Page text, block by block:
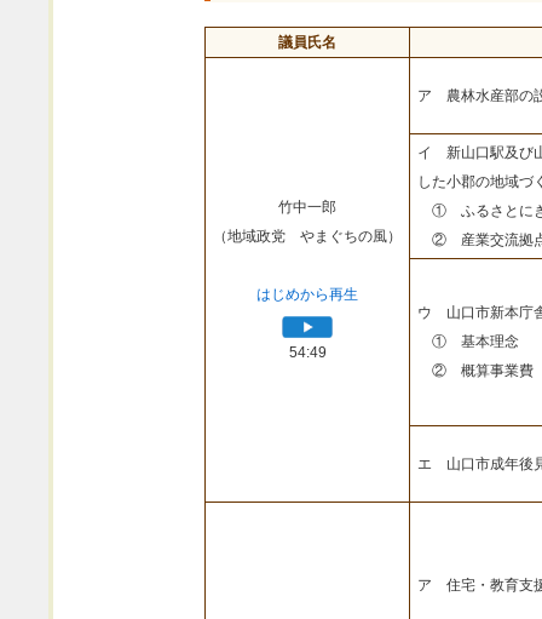
議員氏名
竹中一郎
（地域政党 やまぐちの風）
はじめから再生
54:49
ア 農林水産部の
イ 新山口駅及び
した小郡の地域づ
① ふるさとにぎ
② 産業交流拠点
ウ 山口市新本庁
① 基本理念
② 概算事業費
エ 山口市成年後
ア 住宅・教育支